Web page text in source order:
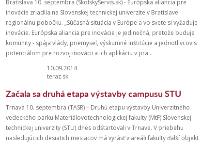
Bratislava 10. septembra (SkolskyServis.sk) - Európska aliancia pre
inovácie zriadila na Slovenskej technickej univerzite v Bratislave
regionálnu pobočku. „Súčasná situácia v Európe a vo svete si vyžaduje
inovácie. Európska aliancia pre inovácie je jedinečná, pretože buduje
komunity - spája vlády, priemysel, výskumné inštitúcie a jednotlivcov s
potenciálom pre rozvoj inovácii a ich aplikáciu v pra...
10.09.2014
teraz.sk
Začala sa druhá etapa výstavby campusu STU
Trnava 10. septembra (TASR) – Druhú etapu výstavby Univerzitného
vedeckého parku Materiálovotechnologickej fakulty (MtF) Slovenskej
technickej univerzity (STU) dnes odštartovali v Trnave. V priebehu
nasledujúcich desiatich mesiacov má vyrásť v areáli fakulty ďalší objekt